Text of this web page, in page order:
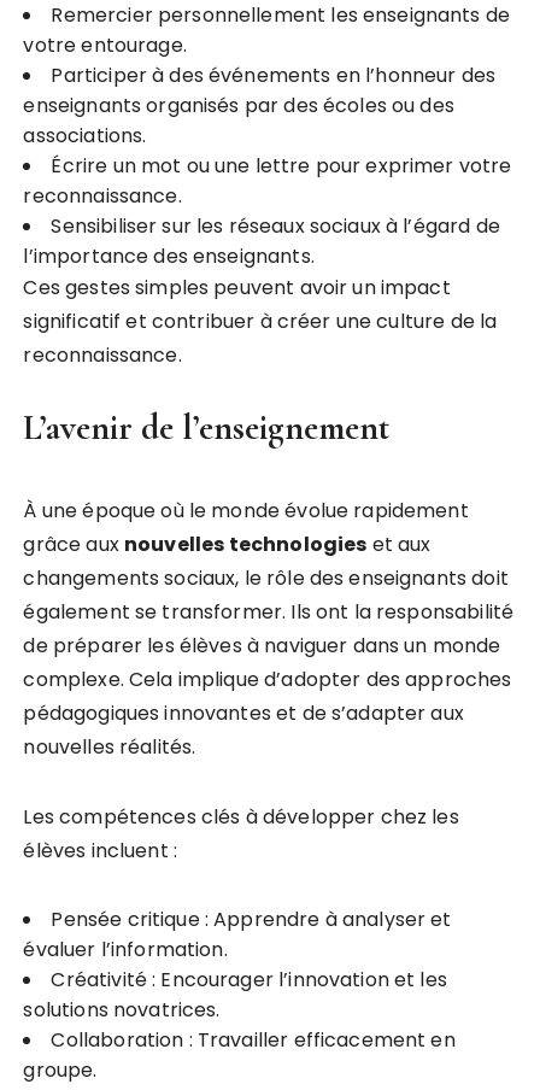
Remercier personnellement les enseignants de
votre entourage.
Participer à des événements en l’honneur des
enseignants organisés par des écoles ou des
associations.
Écrire un mot ou une lettre pour exprimer votre
reconnaissance.
Sensibiliser sur les réseaux sociaux à l’égard de
l’importance des enseignants.
Ces gestes simples peuvent avoir un impact
significatif et contribuer à créer une culture de la
reconnaissance.
L’avenir de l’enseignement
À une époque où le monde évolue rapidement
grâce aux nouvelles technologies et aux
changements sociaux, le rôle des enseignants doit
également se transformer. Ils ont la responsabilité
de préparer les élèves à naviguer dans un monde
complexe. Cela implique d’adopter des approches
pédagogiques innovantes et de s’adapter aux
nouvelles réalités.
Les compétences clés à développer chez les
élèves incluent :
Pensée critique : Apprendre à analyser et
évaluer l’information.
Créativité : Encourager l’innovation et les
solutions novatrices.
Collaboration : Travailler efficacement en
groupe.